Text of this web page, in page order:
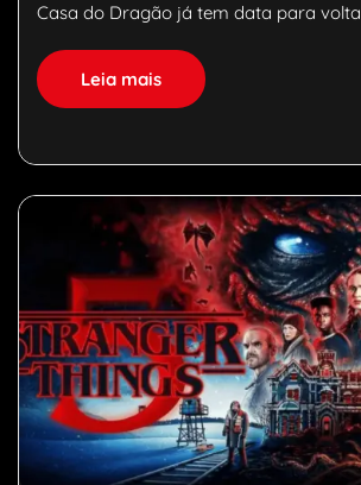
Casa do Dragão já tem data para
Leia mais